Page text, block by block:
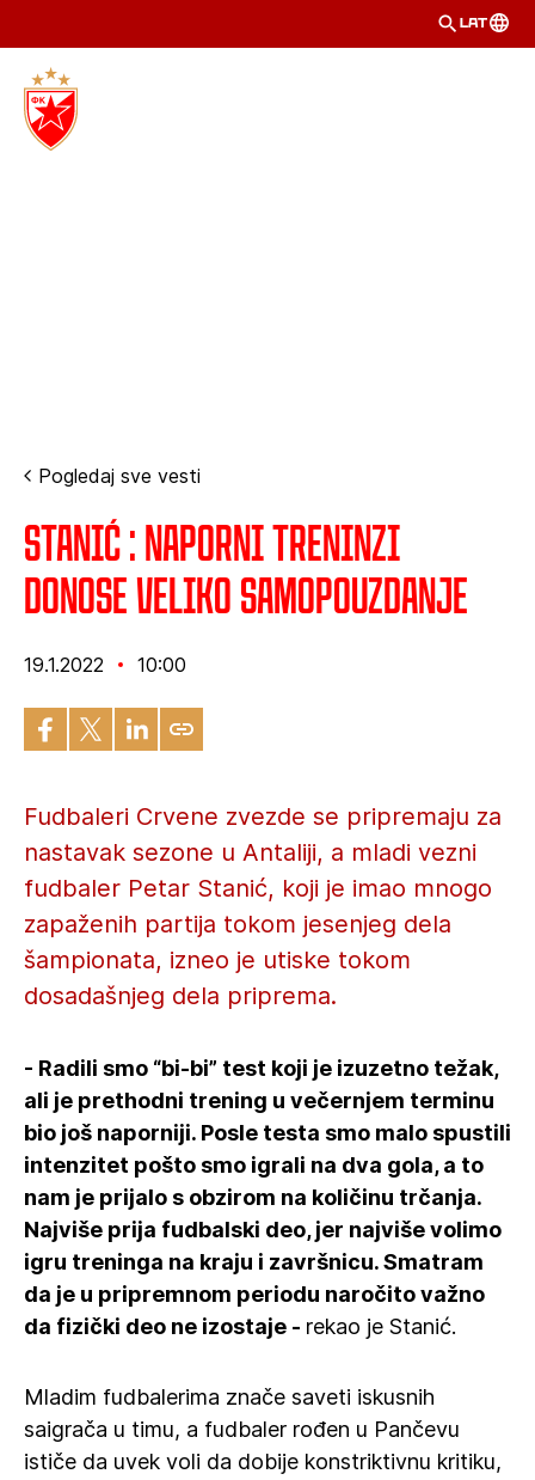
LAT
Pogledaj sve vesti
Stanić : Naporni treninzi
donose veliko samopouzdanje
19.1.2022 10:00
Fudbaleri Crvene zvezde se pripremaju za
nastavak sezone u Antaliji, a mladi vezni
fudbaler Petar Stanić, koji je imao mnogo
zapaženih partija tokom jesenjeg dela
šampionata, izneo je utiske tokom
dosadašnjeg dela priprema.
- Radili smo “bi-bi” test koji je izuzetno težak,
ali je prethodni trening u večernjem terminu
bio još naporniji. Posle testa smo malo spustili
intenzitet pošto smo igrali na dva gola, a to
nam je prijalo s obzirom na količinu trčanja.
Najviše prija fudbalski deo, jer najviše volimo
igru treninga na kraju i završnicu. Smatram
da je u pripremnom periodu naročito važno
da fizički deo ne izostaje - rekao je Stanić.
Mladim fudbalerima znače saveti iskusnih
saigrača u timu, a fudbaler rođen u Pančevu
ističe da uvek voli da dobije konstriktivnu kritiku,